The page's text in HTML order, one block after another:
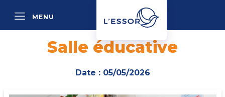
MENU
Salle éducative
Date : 05/05/2026